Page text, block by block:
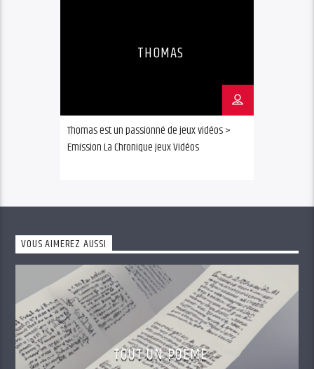
THOMAS
Thomas est un passionné de jeux vidéos >
Emission La Chronique Jeux Vidéos
VOUS AIMEREZ AUSSI
TOUT UN POÈME